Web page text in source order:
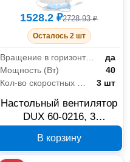
1528.2 ₽2728.93 ₽
Осталось 2 шт
Вращение в горизонтальной плоскости
да
Мощность (Вт)
40
3 шт
Настольный вентилятор
DUX 60-0216, 3
В корзину